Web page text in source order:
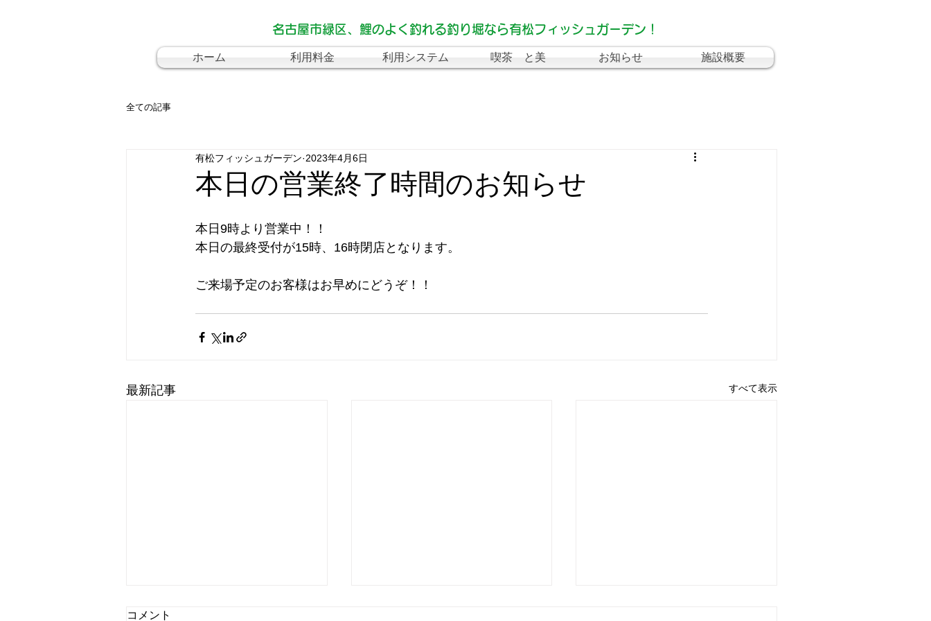
名古屋市緑区、鯉のよく釣れる釣り堀なら有松フィッシュガーデン！
ホーム 利用料金 利用システム 喫茶 と美 お知らせ 施設概要
全ての記事
本日の営業終了時間のお知らせ
有松フィッシュガーデン 2023年4月6日
本日9時より営業中！！
本日の最終受付が15時、16時閉店となります。
ご来場予定のお客様はお早めにどうぞ！！
最新記事 すべて表示
コメント